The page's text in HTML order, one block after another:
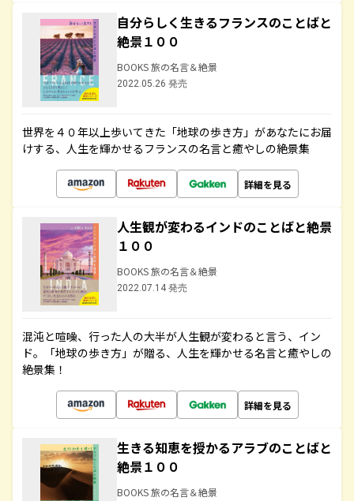
自分らしく生きるフランスのことばと
絶景１００
BOOKS 旅の名言＆絶景
2022.05.26 発売
世界を４０年以上歩いてきた「地球の歩き方」があなたにお届
けする、人生を輝かせるフランスの名言と癒やしの絶景集
詳細を見る
人生観が変わるインドのことばと絶景
１００
BOOKS 旅の名言＆絶景
2022.07.14 発売
混沌と喧噪、行った人の大半が人生観が変わると言う、イン
ド。「地球の歩き方」が贈る、人生を輝かせる名言と癒やしの
絶景集！
詳細を見る
生きる知恵を授かるアラブのことばと
絶景１００
BOOKS 旅の名言＆絶景